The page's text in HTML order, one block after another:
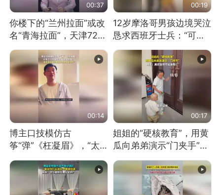
00:37
你楼下的“兰州拉面”或改
名“青海拉面”，天津72家
面馆已集体更换招牌
00:19
12岁摩洛哥男孩边境哭泣
恳求西班牙士兵：“可不
可以不要把我遣返回国”
00:14
博主口技模仿古
筝“弹”《枉凝眉》，“太
像了～你是吃古筝长大的
吗？”“或将成为首位考级
不带古筝的选手。”（来
00:17
姐姐的“硬核教育”，用黄
瓜向弟弟演示“门夹手”，
网友：果然言传不如身
教！